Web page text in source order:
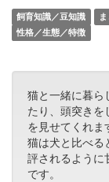
飼育知識／豆知識
性格／生態／特徴
猫と一緒に暮ら
たり、頭突き
を見せてくれま
猫は犬と比べる
評されるように
です。